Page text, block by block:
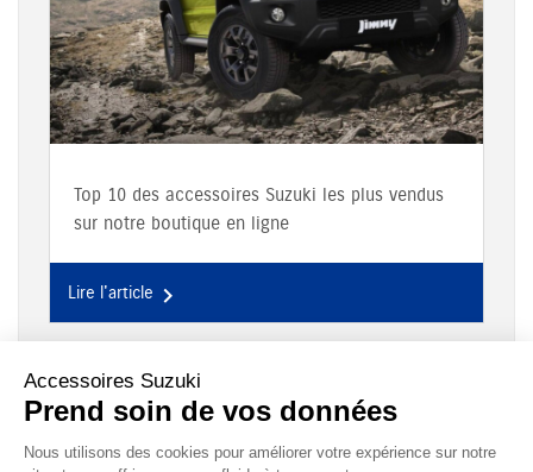
Top 10 des accessoires Suzuki les plus vendus
sur notre boutique en ligne
Lire l'article 
ACCESSOIRES SUZUKI
Le site d'accessoires Suzuki propose des accessoires d'origine pour